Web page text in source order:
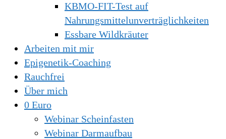
KBMO-FIT-Test auf
Nahrungsmittelunverträglichkeiten
Essbare Wildkräuter
Arbeiten mit mir
Epigenetik-Coaching
Rauchfrei
Über mich
0 Euro
Webinar Scheinfasten
Webinar Darmaufbau